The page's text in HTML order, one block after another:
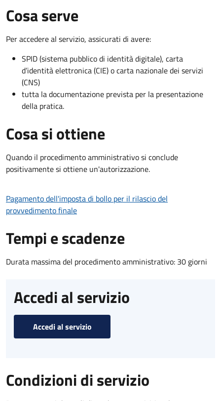
Cosa serve
Per accedere al servizio, assicurati di avere:
SPID (sistema pubblico di identità digitale), carta
d’identità elettronica (CIE) o carta nazionale dei servizi
(CNS)
tutta la documentazione prevista per la presentazione
della pratica.
Cosa si ottiene
Quando il procedimento amministrativo si conclude
positivamente si ottiene un'autorizzazione.
Pagamento dell'imposta di bollo per il rilascio del
provvedimento finale
Tempi e scadenze
Durata massima del procedimento amministrativo: 30 giorni
Accedi al servizio
Accedi al servizio
Condizioni di servizio